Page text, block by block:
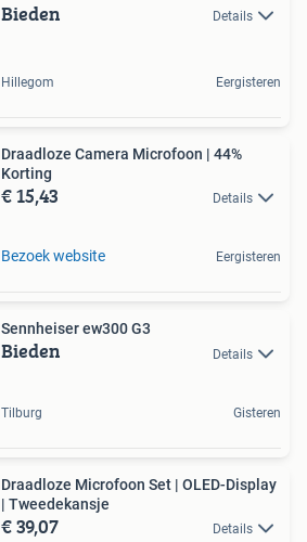
Bieden Details
Hillegom Eergisteren
Draadloze Camera Microfoon | 44%
Korting
€ 15,43 Details
Bezoek website Eergisteren
Sennheiser ew300 G3
Bieden Details
Tilburg Gisteren
Draadloze Microfoon Set | OLED-Display
| Tweedekansje
€ 39,07 Details